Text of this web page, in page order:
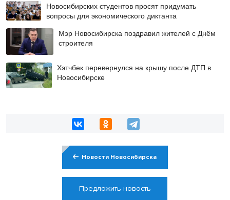
Новосибирских студентов просят придумать
вопросы для экономического диктанта
Мэр Новосибирска поздравил жителей с Днём
строителя
Хэтчбек перевернулся на крышу после ДТП в
Новосибирске
Новости Новосибирска
Предложить новость